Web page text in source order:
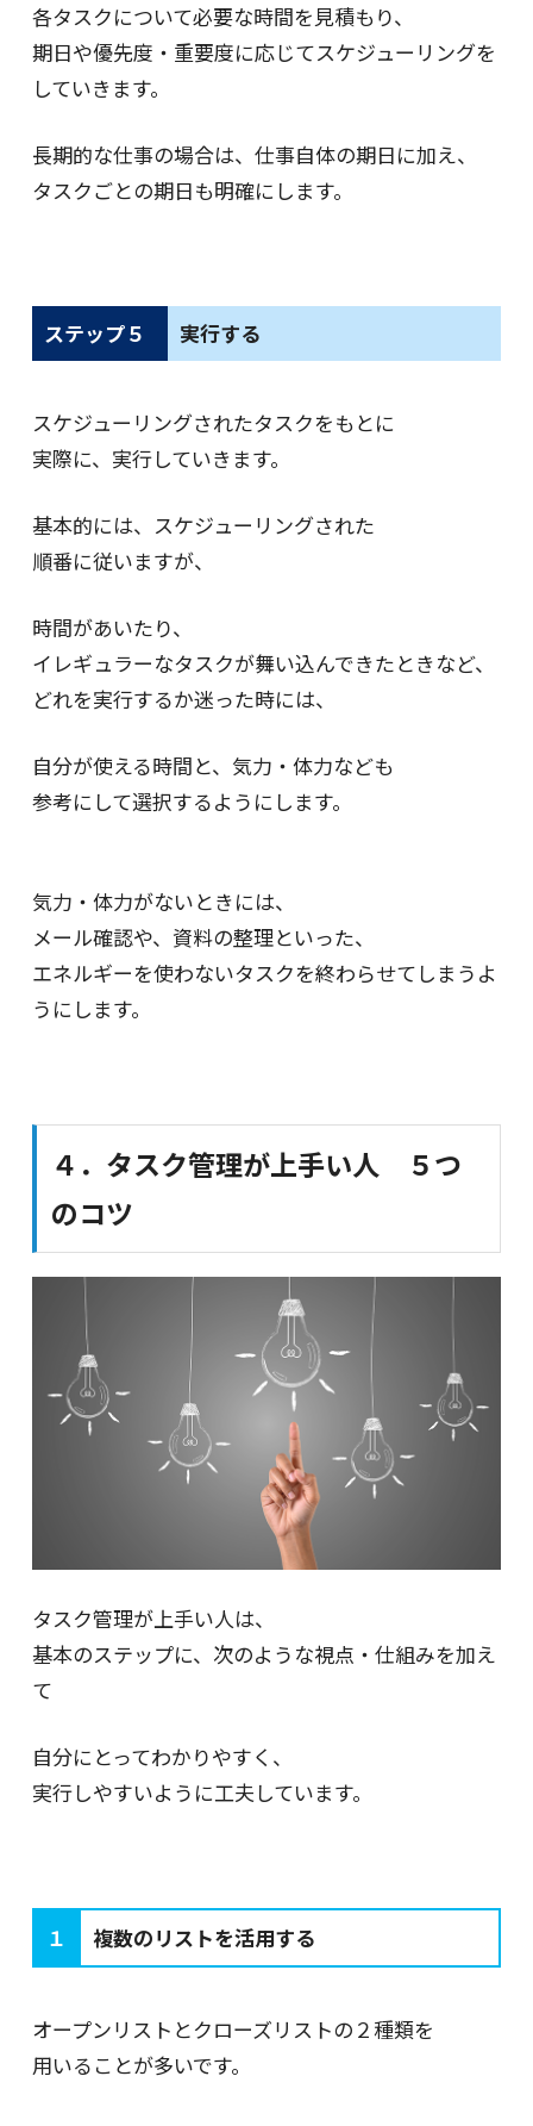
各タスクについて必要な時間を見積もり、
期日や優先度・重要度に応じてスケジューリングを
していきます。
長期的な仕事の場合は、仕事自体の期日に加え、
タスクごとの期日も明確にします。
ステップ５ 実行する
スケジューリングされたタスクをもとに
実際に、実行していきます。
基本的には、スケジューリングされた
順番に従いますが、
時間があいたり、
イレギュラーなタスクが舞い込んできたときなど、
どれを実行するか迷った時には、
自分が使える時間と、気力・体力なども
参考にして選択するようにします。
気力・体力がないときには、
メール確認や、資料の整理といった、
エネルギーを使わないタスクを終わらせてしまうよ
うにします。
４．タスク管理が上手い人 ５つ
のコツ
タスク管理が上手い人は、
基本のステップに、次のような視点・仕組みを加え
て
自分にとってわかりやすく、
実行しやすいように工夫しています。
１ 複数のリストを活用する
オープンリストとクローズリストの２種類を
用いることが多いです。